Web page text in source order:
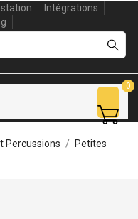
Intégrations
0
Percussions
Petites